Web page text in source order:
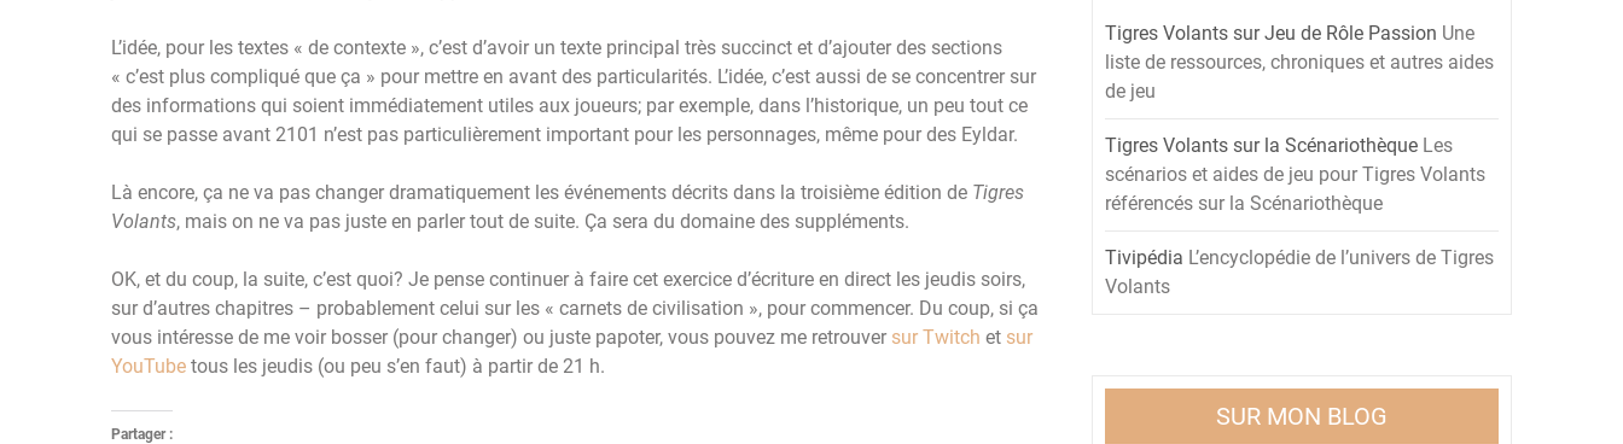
L’idée, pour les textes « de contexte », c’est d’avoir un texte principal très succinct et d’ajouter des sections
« c’est plus compliqué que ça » pour mettre en avant des particularités. L’idée, c’est aussi de se concentrer sur
des informations qui soient immédiatement utiles aux joueurs; par exemple, dans l’historique, un peu tout ce
qui se passe avant 2101 n’est pas particulièrement important pour les personnages, même pour des Eyldar.
Là encore, ça ne va pas changer dramatiquement les événements décrits dans la troisième édition de Tigres
Volants, mais on ne va pas juste en parler tout de suite. Ça sera du domaine des suppléments.
OK, et du coup, la suite, c’est quoi? Je pense continuer à faire cet exercice d’écriture en direct les jeudis soirs,
sur d’autres chapitres – probablement celui sur les « carnets de civilisation », pour commencer. Du coup, si ça
vous intéresse de me voir bosser (pour changer) ou juste papoter, vous pouvez me retrouver sur Twitch et sur
YouTube tous les jeudis (ou peu s’en faut) à partir de 21 h.
Partager :
Tigres Volants sur Jeu de Rôle Passion Une
liste de ressources, chroniques et autres aides
de jeu
Tigres Volants sur la Scénariothèque Les
scénarios et aides de jeu pour Tigres Volants
référencés sur la Scénariothèque
Tivipédia L’encyclopédie de l’univers de Tigres
Volants
SUR MON BLOG